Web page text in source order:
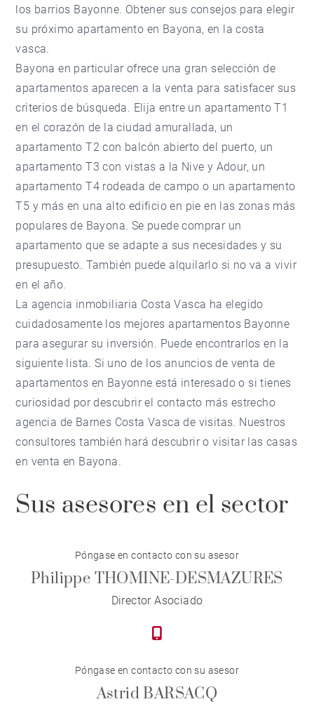
los barrios Bayonne. Obtener sus consejos para elegir
su próximo apartamento en Bayona, en la costa
vasca.
Bayona en particular ofrece una gran selección de
apartamentos aparecen a la venta para satisfacer sus
criterios de búsqueda. Elija entre un apartamento T1
en el corazón de la ciudad amurallada, un
apartamento T2 con balcón abierto del puerto, un
apartamento T3 con vistas a la Nive y Adour, un
apartamento T4 rodeada de campo o un apartamento
T5 y más en una alto edificio en pie en las zonas más
populares de Bayona. Se puede comprar un
apartamento que se adapte a sus necesidades y su
presupuesto. También puede alquilarlo si no va a vivir
en el año.
La agencia inmobiliaria Costa Vasca ha elegido
cuidadosamente los mejores apartamentos Bayonne
para asegurar su inversión. Puede encontrarlos en la
siguiente lista. Si uno de los anuncios de venta de
apartamentos en Bayonne está interesado o si tienes
curiosidad por descubrir el contacto más estrecho
agencia de Barnes Costa Vasca de visitas. Nuestros
consultores también hará descubrir o visitar las casas
en venta en Bayona.
Sus asesores en el sector
Póngase en contacto con su asesor
Philippe THOMINE-DESMAZURES
Director Asociado
Póngase en contacto con su asesor
Astrid BARSACQ